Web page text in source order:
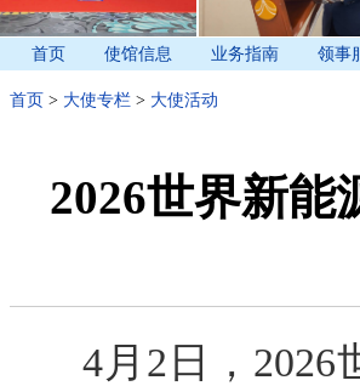
首页 使馆信息 业务指南 领事
首页 > 大使专栏 > 大使活动
2026世界新能
4月2日，